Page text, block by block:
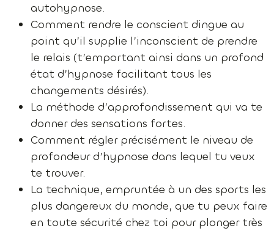
autohypnose.
Comment rendre le conscient dingue au
point qu’il supplie l’inconscient de prendre
le relais (t’emportant ainsi dans un profond
état d’hypnose facilitant tous les
changements désirés).
La méthode d’approfondissement qui va te
donner des sensations fortes.
Comment régler précisément le niveau de
profondeur d’hypnose dans lequel tu veux
te trouver.
La technique, empruntée à un des sports les
plus dangereux du monde, que tu peux faire
en toute sécurité chez toi pour plonger très